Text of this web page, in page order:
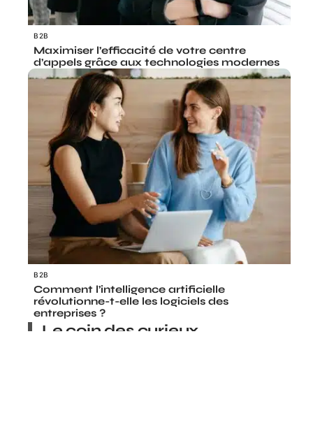
B2B
Maximiser l’efficacité de votre centre
d’appels grâce aux technologies modernes
B2B
Comment l’intelligence artificielle
révolutionne-t-elle les logiciels des
entreprises ?
Le coin des curieux